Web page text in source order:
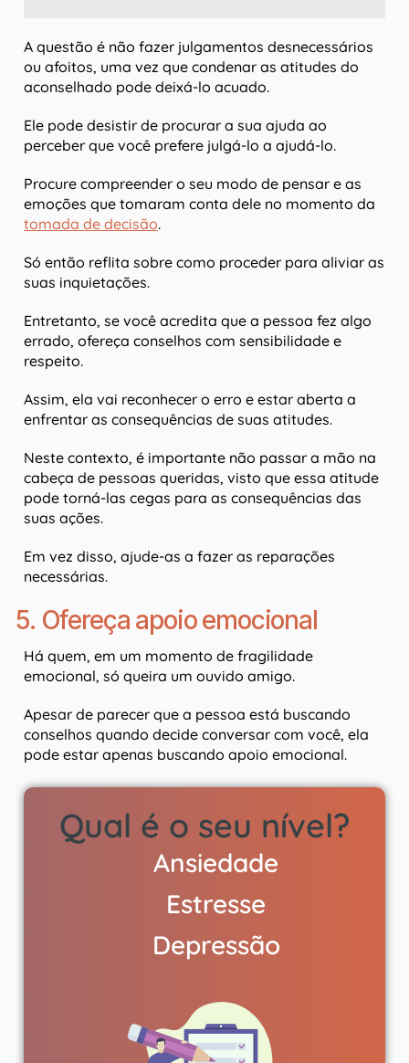
A questão é não fazer julgamentos desnecessários
ou afoitos, uma vez que condenar as atitudes do
aconselhado pode deixá-lo acuado.
Ele pode desistir de procurar a sua ajuda ao
perceber que você prefere julgá-lo a ajudá-lo.
Procure compreender o seu modo de pensar e as
emoções que tomaram conta dele no momento da
tomada de decisão.
Só então reflita sobre como proceder para aliviar as
suas inquietações.
Entretanto, se você acredita que a pessoa fez algo
errado, ofereça conselhos com sensibilidade e
respeito.
Assim, ela vai reconhecer o erro e estar aberta a
enfrentar as consequências de suas atitudes.
Neste contexto, é importante não passar a mão na
cabeça de pessoas queridas, visto que essa atitude
pode torná-las cegas para as consequências das
suas ações.
Em vez disso, ajude-as a fazer as reparações
necessárias.
5. Ofereça apoio emocional
Há quem, em um momento de fragilidade
emocional, só queira um ouvido amigo.
Apesar de parecer que a pessoa está buscando
conselhos quando decide conversar com você, ela
pode estar apenas buscando apoio emocional.
Qual é o seu nível?
Ansiedade
Estresse
Depressão